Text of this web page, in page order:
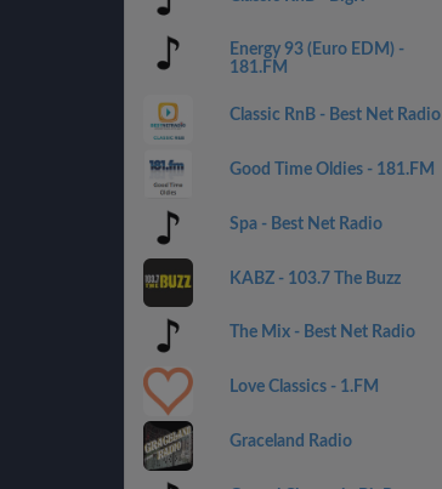
Energy 93 (Euro EDM) -
181.FM
Classic RnB - Best Net Radio
Good Time Oldies - 181.FM
Spa - Best Net Radio
KABZ - 103.7 The Buzz
The Mix - Best Net Radio
Love Classics - 1.FM
Graceland Radio